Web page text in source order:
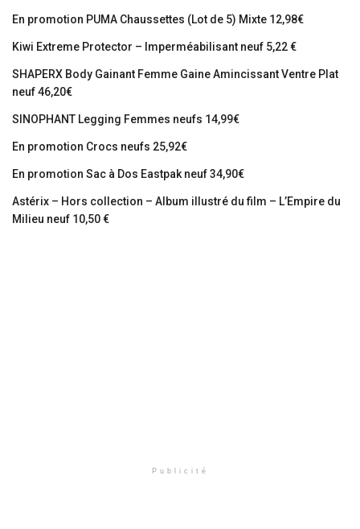
En promotion PUMA Chaussettes (Lot de 5) Mixte 12,98€
Kiwi Extreme Protector – Imperméabilisant neuf 5,22 €
SHAPERX Body Gainant Femme Gaine Amincissant Ventre Plat
neuf 46,20€
SINOPHANT Legging Femmes neufs 14,99€
En promotion Crocs neufs 25,92€
En promotion Sac à Dos Eastpak neuf 34,90€
Astérix – Hors collection – Album illustré du film – L’Empire du
Milieu neuf 10,50 €
Publicité